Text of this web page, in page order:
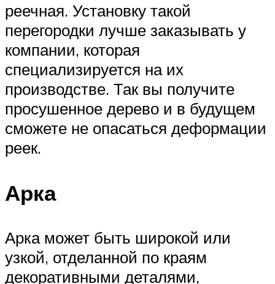
реечная. Установку такой
перегородки лучше заказывать у
компании, которая
специализируется на их
производстве. Так вы получите
просушенное дерево и в будущем
сможете не опасаться деформации
реек.
Арка
Арка может быть широкой или
узкой, отделанной по краям
декоративными деталями,